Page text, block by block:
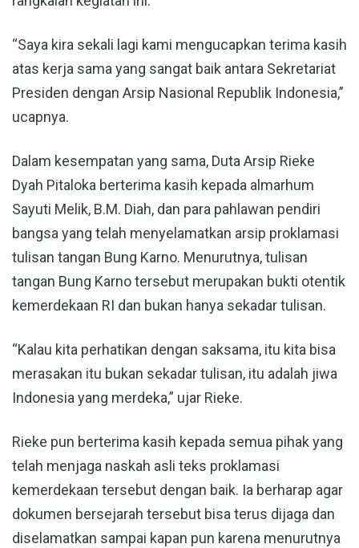
“Saya kira sekali lagi kami mengucapkan terima kasih
atas kerja sama yang sangat baik antara Sekretariat
Presiden dengan Arsip Nasional Republik Indonesia,”
ucapnya.
Dalam kesempatan yang sama, Duta Arsip Rieke
Dyah Pitaloka berterima kasih kepada almarhum
Sayuti Melik, B.M. Diah, dan para pahlawan pendiri
bangsa yang telah menyelamatkan arsip proklamasi
tulisan tangan Bung Karno. Menurutnya, tulisan
tangan Bung Karno tersebut merupakan bukti otentik
kemerdekaan RI dan bukan hanya sekadar tulisan.
“Kalau kita perhatikan dengan saksama, itu kita bisa
merasakan itu bukan sekadar tulisan, itu adalah jiwa
Indonesia yang merdeka,” ujar Rieke.
Rieke pun berterima kasih kepada semua pihak yang
telah menjaga naskah asli teks proklamasi
kemerdekaan tersebut dengan baik. Ia berharap agar
dokumen bersejarah tersebut bisa terus dijaga dan
diselamatkan sampai kapan pun karena menurutnya